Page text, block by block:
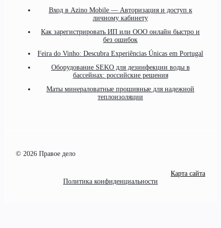
Вход в Azino Mobile — Авторизация и доступ к
личному кабинету
Как зарегистрировать ИП или ООО онлайн быстро и
без ошибок
Feira do Vinho: Descubra Experiências Únicas em Portugal
Оборудование SEKO для дезинфекции воды в
бассейнах: российские решения
Маты минераловатные прошивные для надежной
теплоизоляции
© 2026 Правое дело
Карта сайта
Политика конфиденциальности